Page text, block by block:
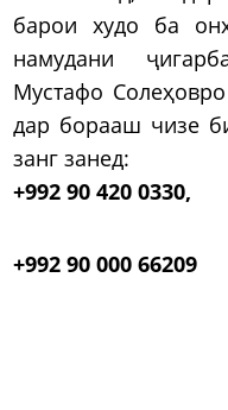
барои худо ба
намудани
Мустафо
дар борааш чизе
занг занед:
+992 90 420 0330,
+992 90 000 66209